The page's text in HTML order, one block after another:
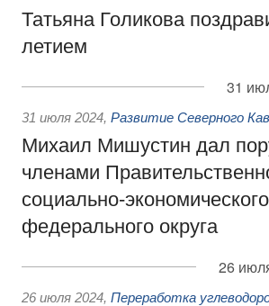
Татьяна Голикова
летием
31
31 июля 2024, Развитие Северного
Михаил Мишустин дал
членами
социально-
федерального округа
26
26 июля 2024, Переработка